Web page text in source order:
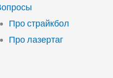
Про страйкбол
Про лазертаг